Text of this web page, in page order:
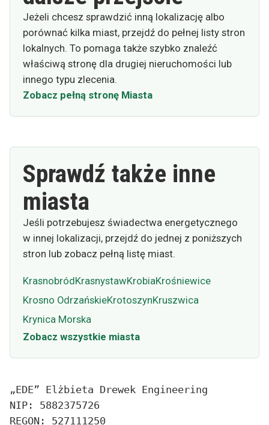
Jeżeli chcesz sprawdzić inną lokalizację albo
porównać kilka miast, przejdź do pełnej listy stron
lokalnych. To pomaga także szybko znaleźć
właściwą stronę dla drugiej nieruchomości lub
innego typu zlecenia.
Zobacz pełną stronę Miasta
Sprawdź także inne
miasta
Jeśli potrzebujesz świadectwa energetycznego
w innej lokalizacji, przejdź do jednej z poniższych
stron lub zobacz pełną listę miast.
KrasnobródKrasnystawKrobiaKrośniewice
Krosno OdrzańskieKrotoszynKruszwica
Krynica Morska
Zobacz wszystkie miasta
„EDE” Elżbieta Drewek Engineering
NIP: 5882375726
REGON: 527111250